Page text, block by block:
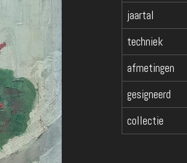
jaartal
techniek
afmetingen
gesigneerd
collectie